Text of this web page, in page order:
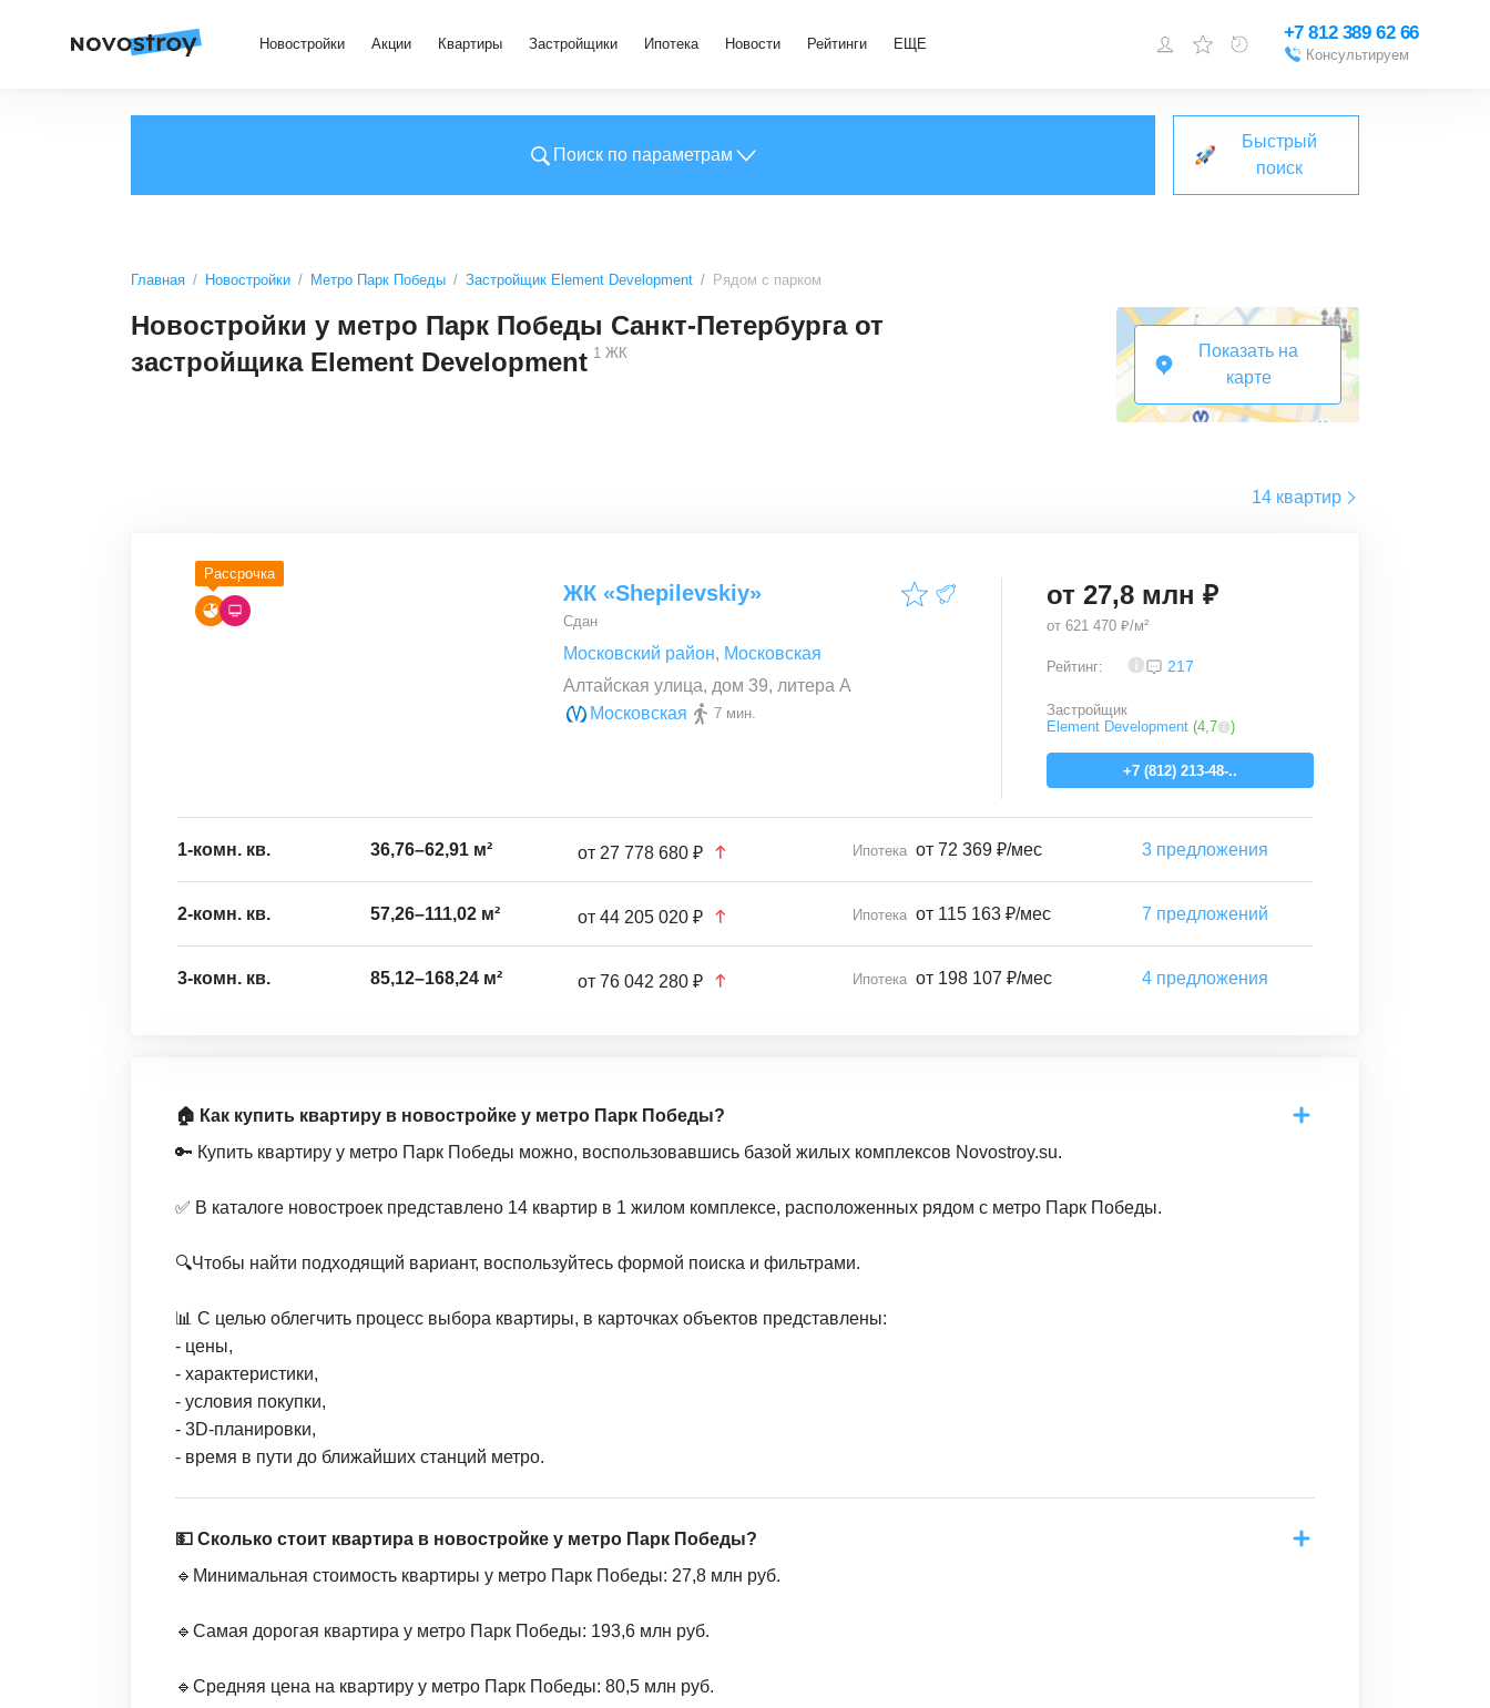
Новостройки Акции Квартиры Застройщики Ипотека Новости Рейтинги ЕЩЕ
зарегистрироваться
Добавить объект
+7 812 389 62 66
Консультируем
Поиск по параметрам
Быстрый
поиск
Главная Новостройки Метро Парк Победы Застройщик Element Development Рядом с парком
Новостройки у метро Парк Победы Санкт-Петербурга от
застройщика Element Development 1 ЖК
Показать на
карте
14 квартир
Рассрочка
ЖК «Shepilevskiy»
Сдан
Московский район, Московская
Алтайская улица, дом 39, литера А
Московская
7 мин.
от 27,8 млн ₽
от 621 470 ₽/м²
Рейтинг: 217
Застройщик
Element Development (4,7 )
+7 (812) 213-48-..
1-комн. кв. 36,76–62,91 м² от 27 778 680 ₽ Ипотека от 72 369 ₽/мес 3 предложения
2-комн. кв. 57,26–111,02 м² от 44 205 020 ₽ Ипотека от 115 163 ₽/мес 7 предложений
3-комн. кв. 85,12–168,24 м² от 76 042 280 ₽ Ипотека от 198 107 ₽/мес 4 предложения
🏠 Как купить квартиру в новостройке у метро Парк Победы?
🔑 Купить квартиру у метро Парк Победы можно, воспользовавшись базой жилых комплексов Novostroy.su.
✅ В каталоге новостроек представлено 14 квартир в 1 жилом комплексе, расположенных рядом с метро Парк Победы.
🔍Чтобы найти подходящий вариант, воспользуйтесь формой поиска и фильтрами.
📊 С целью облегчить процесс выбора квартиры, в карточках объектов представлены:
- цены,
- характеристики,
- условия покупки,
- 3D-планировки,
- время в пути до ближайших станций метро.
💵 Сколько стоит квартира в новостройке у метро Парк Победы?
🔹Минимальная стоимость квартиры у метро Парк Победы: 27,8 млн руб.
🔹Самая дорогая квартира у метро Парк Победы: 193,6 млн руб.
🔹Средняя цена на квартиру у метро Парк Победы: 80,5 млн руб.